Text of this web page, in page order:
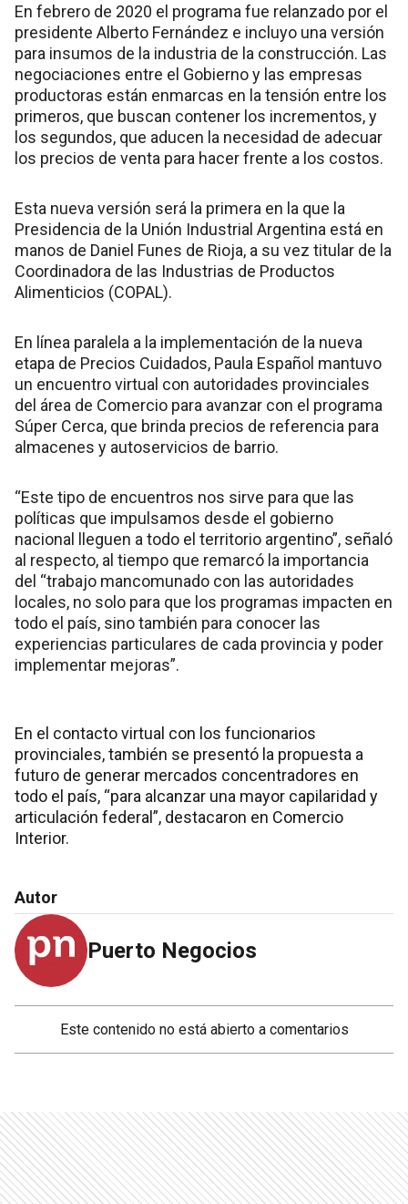
En febrero de 2020 el programa fue relanzado por el
presidente Alberto Fernández e incluyo una versión
para insumos de la industria de la construcción. Las
negociaciones entre el Gobierno y las empresas
productoras están enmarcas en la tensión entre los
primeros, que buscan contener los incrementos, y
los segundos, que aducen la necesidad de adecuar
los precios de venta para hacer frente a los costos.
Esta nueva versión será la primera en la que la
Presidencia de la Unión Industrial Argentina está en
manos de Daniel Funes de Rioja, a su vez titular de la
Coordinadora de las Industrias de Productos
Alimenticios (COPAL).
En línea paralela a la implementación de la nueva
etapa de Precios Cuidados, Paula Español mantuvo
un encuentro virtual con autoridades provinciales
del área de Comercio para avanzar con el programa
Súper Cerca, que brinda precios de referencia para
almacenes y autoservicios de barrio.
“Este tipo de encuentros nos sirve para que las
políticas que impulsamos desde el gobierno
nacional lleguen a todo el territorio argentino”, señaló
al respecto, al tiempo que remarcó la importancia
del “trabajo mancomunado con las autoridades
locales, no solo para que los programas impacten en
todo el país, sino también para conocer las
experiencias particulares de cada provincia y poder
implementar mejoras”.
En el contacto virtual con los funcionarios
provinciales, también se presentó la propuesta a
futuro de generar mercados concentradores en
todo el país, “para alcanzar una mayor capilaridad y
articulación federal”, destacaron en Comercio
Interior.
Autor
Puerto Negocios
Este contenido no está abierto a comentarios